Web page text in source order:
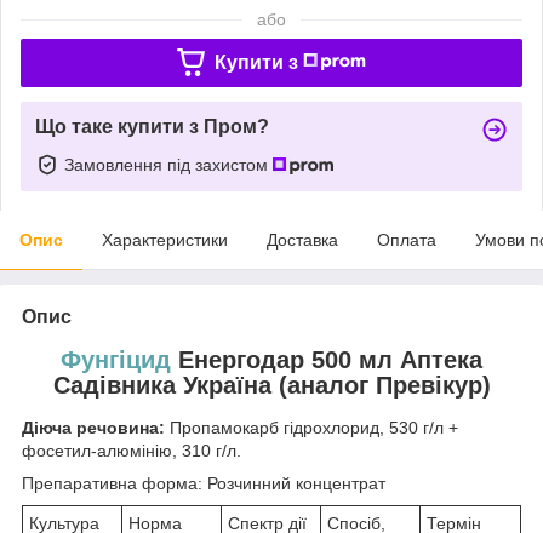
або
Купити з
Що таке купити з Пром?
Замовлення під захистом
Опис Характеристики Доставка Оплата Умови
Опис
Фунгіцид Енергодар 500 мл Аптека
Садівника Україна (аналог Превікур)
Діюча речовина: Пропамокарб гідрохлорид, 530 г/л +
фосетил-алюмінію, 310 г/л.
Препаративна форма: Розчинний концентрат
Культура
Норма
Спектр дії
Спосіб,
Термін